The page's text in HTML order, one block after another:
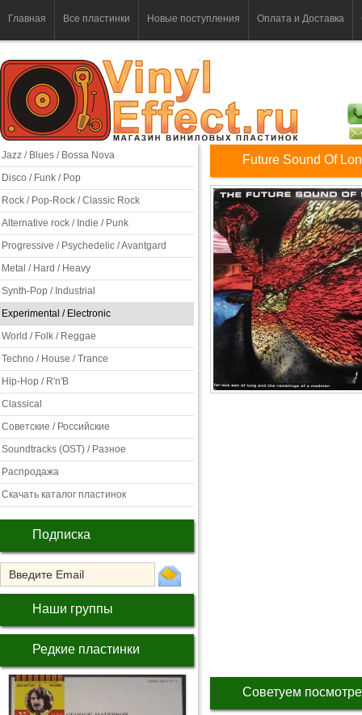
Главная Все пластинки Новые поступления Оплата и Доставка
Jazz / Blues / Bossa Nova
Disco / Funk / Pop
Rock / Pop-Rock / Classic Rock
Alternative rock / Indie / Punk
Progressive / Psychedelic / Avantgard
Metal / Hard / Heavy
Synth-Pop / Industrial
Experimental / Electronic
World / Folk / Reggae
Techno / House / Trance
Hip-Hop / R'n'B
Classical
Советские / Российские
Soundtracks (OST) / Разное
Распродажа
Скачать каталог пластинок
Подписка
Наши группы
Редкие пластинки
Future Sound Of
Советуем